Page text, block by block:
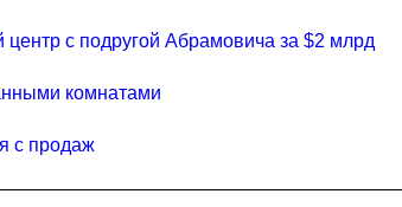
центр с подругой Абрамовича за $2 млрд
комнатами
с продаж